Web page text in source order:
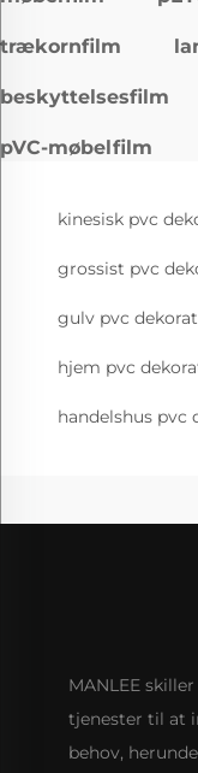
trækornfilm
beskyttelsesfilm
pVC-møbelfilm
kinesisk pvc
grossist pvc
gulv pvc
hjem pvc
handelshus pvc
MANLEE
tjenester til at
behov,